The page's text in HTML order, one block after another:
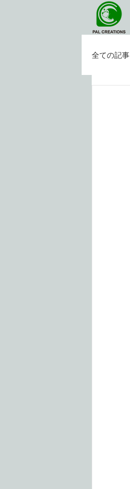
全ての記事